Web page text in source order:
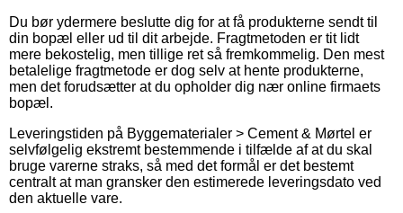
Du bør ydermere beslutte dig for at få produkterne sendt til
din bopæl eller ud til dit arbejde. Fragtmetoden er tit lidt
mere bekostelig, men tillige ret så fremkommelig. Den mest
betalelige fragtmetode er dog selv at hente produkterne,
men det forudsætter at du opholder dig nær online firmaets
bopæl.
Leveringstiden på Byggematerialer > Cement & Mørtel er
selvfølgelig ekstremt bestemmende i tilfælde af at du skal
bruge varerne straks, så med det formål er det bestemt
centralt at man gransker den estimerede leveringsdato ved
den aktuelle vare.